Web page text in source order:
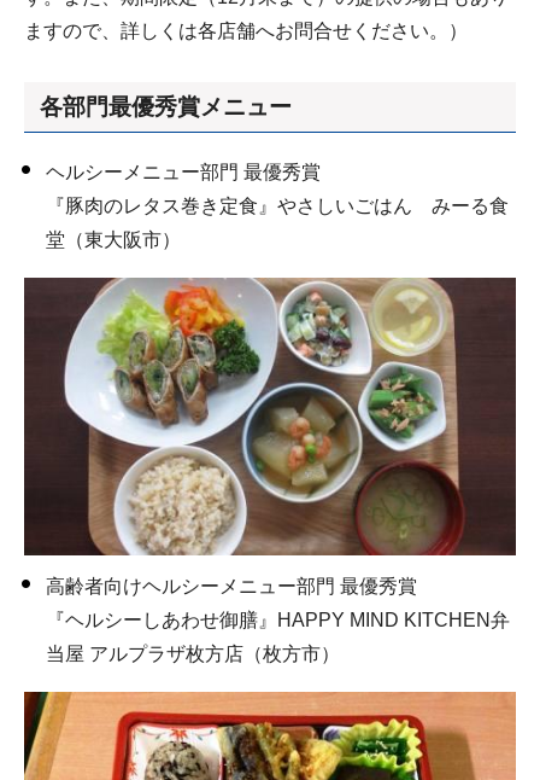
ますので、詳しくは各店舗へお問合せください。）
各部門最優秀賞メニュー
ヘルシーメニュー部門 最優秀賞
『豚肉のレタス巻き定食』やさしいごはん みーる食
堂（東大阪市）
高齢者向けヘルシーメニュー部門 最優秀賞
『ヘルシーしあわせ御膳』HAPPY MIND KITCHEN弁
当屋 アルプラザ枚方店（枚方市）